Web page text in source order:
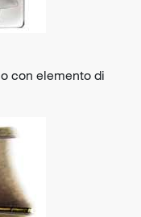
con elemento di